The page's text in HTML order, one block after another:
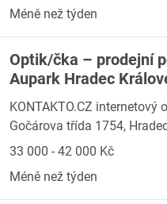
Méně než týden
Optik/čka – prodejní
Aupark Hradec
KONTAKTO.CZ internetový
Gočárova třída 1754,
33 000 - 42 000 Kč
Méně než týden